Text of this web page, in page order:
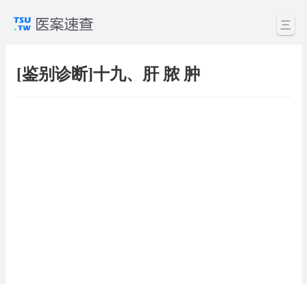
三
[鉴别诊断]十九、肝 脓 肿